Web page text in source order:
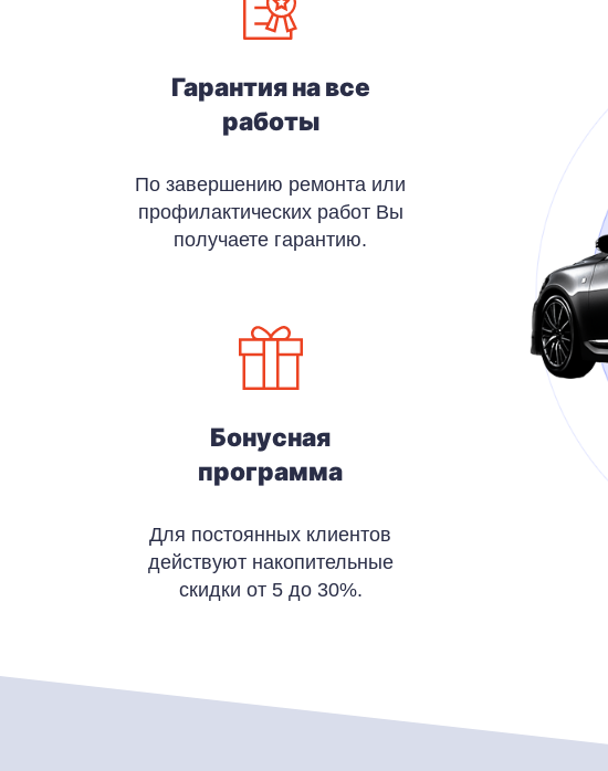
Гарантия на все
работы
По завершению ремонта или
профилактических работ Вы
получаете гарантию.
Бонусная
программа
Для постоянных клиентов
действуют накопительные
скидки от 5 до 30%.